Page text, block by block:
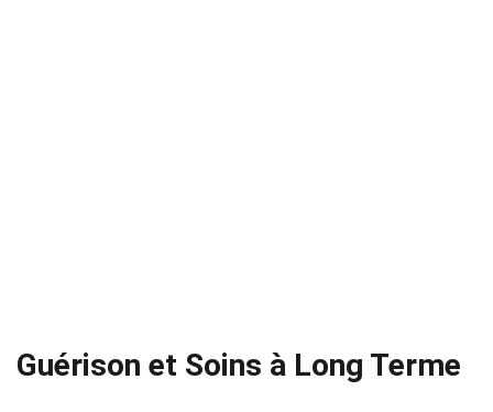
Guérison et Soins à Long Terme